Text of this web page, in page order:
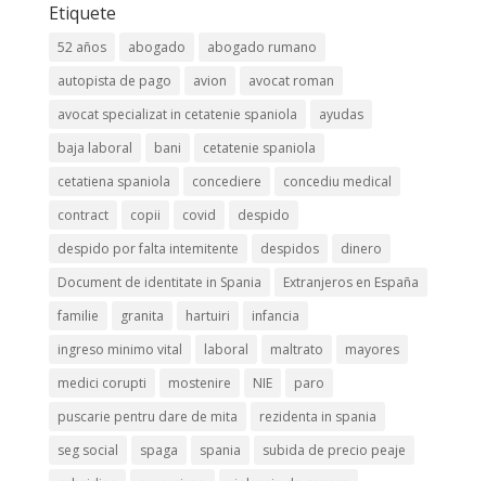
Etiquete
52 años abogado
abogado rumano
autopista de pago
avion
avocat roman
avocat specializat in cetatenie spaniola
ayudas
baja laboral
bani
cetatenie spaniola
cetatiena spaniola
concediere
concediu medical
contract
copii covid
despido
despido por falta intemitente
despidos
dinero
Document de identitate in Spania
Extranjeros en España
familie
granita hartuiri
infancia
ingreso minimo vital
laboral maltrato
mayores
medici corupti
mostenire NIE
paro
puscarie pentru dare de mita
rezidenta in spania
seg social
spaga spania
subida de precio peaje